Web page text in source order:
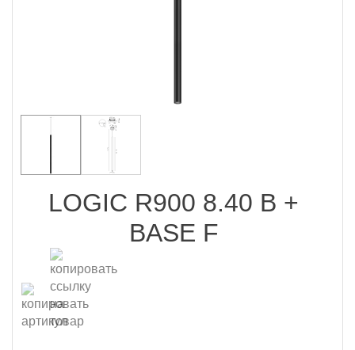
LOGIC R900 8.40 B +
BASE F